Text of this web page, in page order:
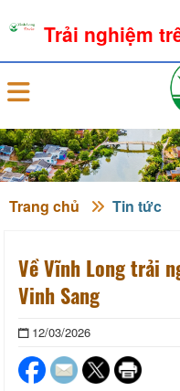
Trang chủ Tin tức
Về Vĩnh Long trải
Vinh Sang
12/03/2026
Trải nghiệm